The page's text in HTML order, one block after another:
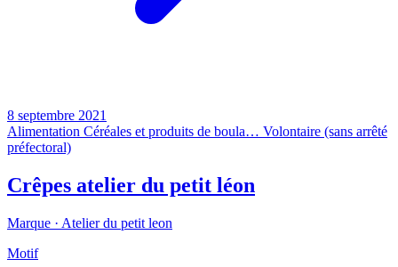
8 septembre 2021
Alimentation Céréales et produits de boula… Volontaire (sans arrêté
préfectoral)
Crêpes atelier du petit léon
Marque · Atelier du petit leon
Motif